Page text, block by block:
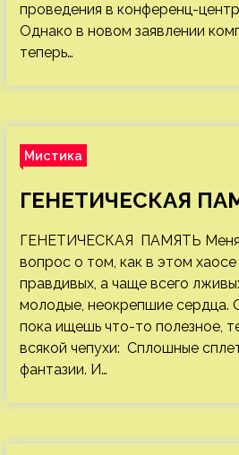
проведения в конференц-
Однако в новом заявлении
теперь…
Мистика
ГЕНЕТИЧЕСКАЯ
ГЕНЕТИЧЕСКАЯ ПАМЯТЬ Меня
вопрос о том, как в этом
правдивых, а чаще всего
молодые, неокрепшие сердца.
пока ищешь что-то полезное,
всякой чепухи: Сплошные
фантазии. И…